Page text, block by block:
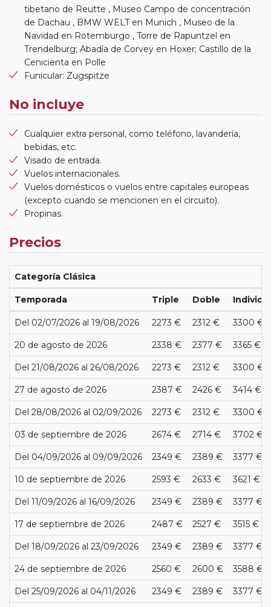
tibetano de Reutte , Museo Campo de concentración
de Dachau , BMW WELT en Munich , Museo de la
Navidad en Rotemburgo , Torre de Rapuntzel en
Trendelburg; Abadía de Corvey en Hoxer; Castillo de la
Cenicienta en Polle
Funicular: Zugspitze
No incluye
Cualquier extra personal, como teléfono, lavandería,
bebidas, etc.
Visado de entrada.
Vuelos internacionales.
Vuelos domésticos o vuelos entre capitales europeas
(excepto cuando se mencionen en el circuito).
Propinas.
Precios
Categoría Clásica
Temporada Triple Doble
Del 02/07/2026 al 19/08/2026 2273 € 2312 € 3300 €
20 de agosto de 2026 2338 € 2377 € 3365 €
Del 21/08/2026 al 26/08/2026 2273 € 2312 € 3300 €
27 de agosto de 2026 2387 € 2426 € 3414 €
Del 28/08/2026 al 02/09/2026 2273 € 2312 € 3300 €
03 de septiembre de 2026 2674 € 2714 € 3702 €
Del 04/09/2026 al 09/09/2026 2349 € 2389 € 3377 €
10 de septiembre de 2026 2593 € 2633 € 3621 €
Del 11/09/2026 al 16/09/2026 2349 € 2389 € 3377 €
17 de septiembre de 2026 2487 € 2527 € 3515 €
Del 18/09/2026 al 23/09/2026 2349 € 2389 € 3377 €
24 de septiembre de 2026 2560 € 2600 € 3588 €
Del 25/09/2026 al 04/11/2026 2349 € 2389 € 3377 €